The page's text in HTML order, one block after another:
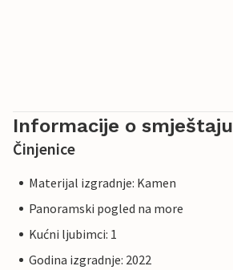
Informacije o smještaju
Činjenice
Materijal izgradnje: Kamen
Panoramski pogled na more
Kućni ljubimci: 1
Godina izgradnje: 2022